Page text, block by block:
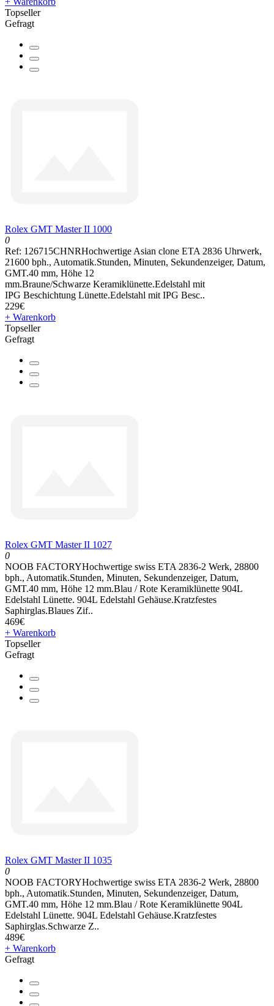
Topseller
Gefragt
Rolex GMT Master II 1000
0
Ref: 126715CHNRHochwertige Asian clone ETA 2836 Uhrwerk,
21600 bph., Automatik.Stunden, Minuten, Sekundenzeiger, Datum,
GMT.40 mm, Höhe 12
mm.Braune/Schwarze Keramiklünette.Edelstahl mit
IPG Beschichtung Lünette.Edelstahl mit IPG Besc..
229€
+ Warenkorb
Topseller
Gefragt
Rolex GMT Master II 1027
0
NOOB FACTORYHochwertige swiss ETA 2836-2 Werk, 28800
bph., Automatik.Stunden, Minuten, Sekundenzeiger, Datum,
GMT.40 mm, Höhe 12 mm.Blau / Rote Keramiklünette 904L
Edelstahl Lünette. 904L Edelstahl Gehäuse.Kratzfestes
Saphirglas.Blaues Zif..
469€
+ Warenkorb
Topseller
Gefragt
Rolex GMT Master II 1035
0
NOOB FACTORYHochwertige swiss ETA 2836-2 Werk, 28800
bph., Automatik.Stunden, Minuten, Sekundenzeiger, Datum,
GMT.40 mm, Höhe 12 mm.Blau / Rote Keramiklünette 904L
Edelstahl Lünette. 904L Edelstahl Gehäuse.Kratzfestes
Saphirglas.Schwarze Z..
489€
+ Warenkorb
Gefragt